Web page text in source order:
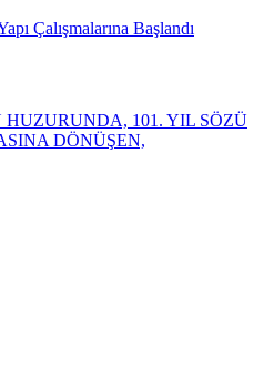
Çalışmalarına Başlandı
HUZURUNDA, 101. YIL SÖZÜ
DÖNÜŞEN,